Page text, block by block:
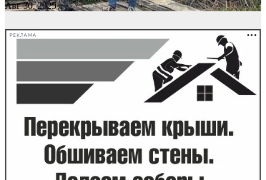
Авг 30, 2025
РЕКЛАМА